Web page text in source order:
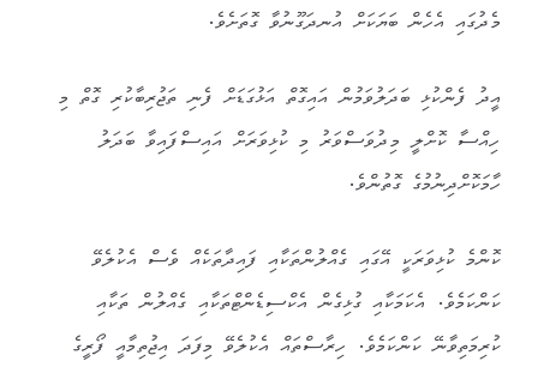
މެދުގައި އެހެން ބަޔަކަށް އުނދަގޫނުވާ ގޮތަށެވެ.
އީދު ފެންކުޅި ބަދަލުވަމުން އައިގޮތް އަޅުގަޑަށް ފެނި ތަޖުރިބާކުރި ގޮތް މި
ހިއްސާ ކޮށްލީ މިދުވަސްވަރު މި ކުޅިވަރަށް އައިސްފައިވާ ބަދަލު
ހާމަކޮށްދިނުމުގެ ގޮތުންވެ.
ކޮންމެ ކުޅިވަރަކީ އޭގައި ގެއްލުންތަކާއި ފައިދާތަކެއް ވެސް އެކުލެވޭ
ކަންކަމެވެ. އެކަމަކާއި ގުޅިގެން އެކްސިޑެންޓްތަކާއި ގެއްލުން ތަކާއި
ކުރިމަތިވާނޭ ކަންކަމެވެ. ހިރާސްތައް އެކުލެވޭ މިފަދަ އިޖުތިމާއީ ފޯރީގެ